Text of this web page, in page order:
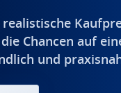
Chancen auf
und